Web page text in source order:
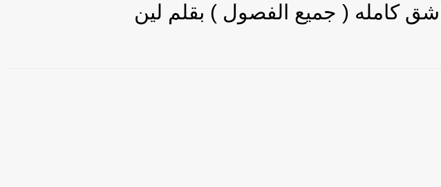
كامله ( جميع الفصول ) بقلم لين